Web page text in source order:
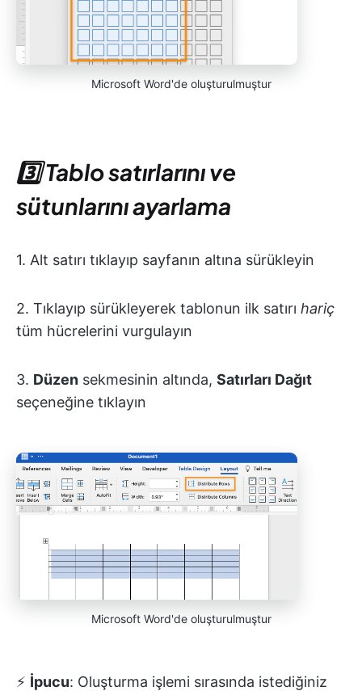
Microsoft Word'de oluşturulmuştur
3️⃣ Tablo satırlarını ve
sütunlarını ayarlama
1. Alt satırı tıklayıp sayfanın altına sürükleyin
2. Tıklayıp sürükleyerek tablonun ilk satırı hariç
tüm hücrelerini vurgulayın
3. Düzen sekmesinin altında, Satırları Dağıt
seçeneğine tıklayın
Microsoft Word'de oluşturulmuştur
⚡️ İpucu: Oluşturma işlemi sırasında istediğiniz